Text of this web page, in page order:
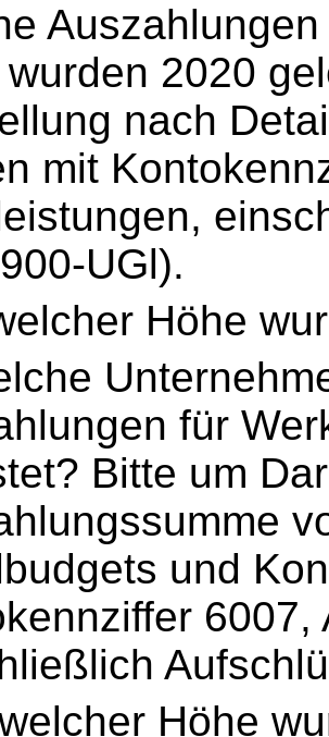
wurden 2020
nach
mit
UGl).
Höhe
für
Bitte um
und
Höhe